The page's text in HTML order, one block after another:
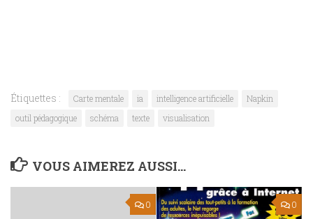
Étiquettes : Carte mentale ia intelligence artificielle
Napkin
outil pédagogique
schéma texte visualisation
VOUS AIMEREZ AUSSI...
0 0